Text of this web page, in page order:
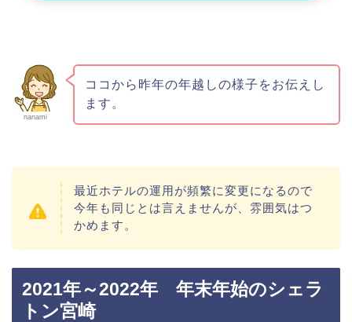
nanami
ココから昨年の年越しの様子をお伝えし
ます。
最近ホテルの運用が頻繁に変更になるので
今年も同じとは言えませんが、雰囲気はつ
かめます。
2021年～2022年 年末年始のシェラ
トン宮崎